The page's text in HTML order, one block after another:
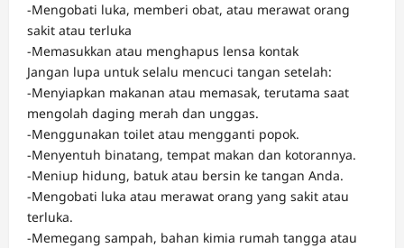
-Mengobati luka, memberi obat, atau merawat orang
sakit atau terluka
-Memasukkan atau menghapus lensa kontak
Jangan lupa untuk selalu mencuci tangan setelah:
-Menyiapkan makanan atau memasak, terutama saat
mengolah daging merah dan unggas.
-Menggunakan toilet atau mengganti popok.
-Menyentuh binatang, tempat makan dan kotorannya.
-Meniup hidung, batuk atau bersin ke tangan Anda.
-Mengobati luka atau merawat orang yang sakit atau
terluka.
-Memegang sampah, bahan kimia rumah tangga atau